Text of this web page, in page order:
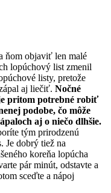
ňom objaviť len malé
lopúchový list zmenil
listy, pretože
aj liečiť. Nočné
pritom potrebné robiť
podobe, čo môže
aj o niečo dlhšie.
tým prirodzenú
Je dobrý tiež na
koreňa lopúcha
pár minút, odstavte a
sceďte a nápoj